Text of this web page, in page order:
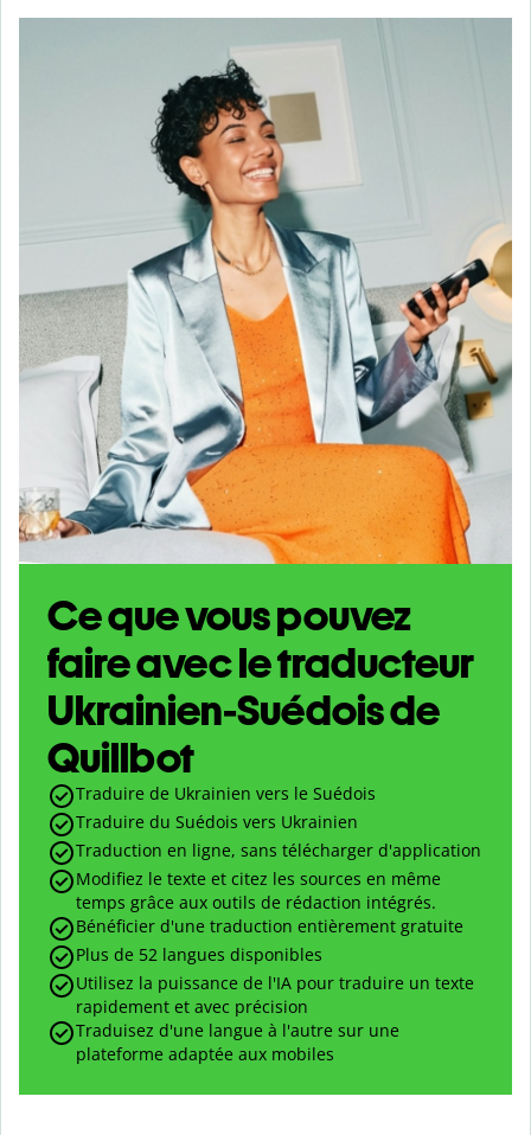
Ce que vous pouvez
faire avec le traducteur
Ukrainien-Suédois de
Quillbot
Traduire de Ukrainien vers le Suédois
Traduire du Suédois vers Ukrainien
Traduction en ligne, sans télécharger d'application
Modifiez le texte et citez les sources en même
temps grâce aux outils de rédaction intégrés.
Bénéficier d'une traduction entièrement gratuite
Plus de 52 langues disponibles
Utilisez la puissance de l'IA pour traduire un texte
rapidement et avec précision
Traduisez d'une langue à l'autre sur une
plateforme adaptée aux mobiles